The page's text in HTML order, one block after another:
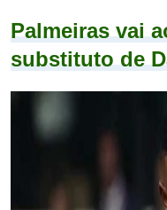
Palmeiras vai
substituto de